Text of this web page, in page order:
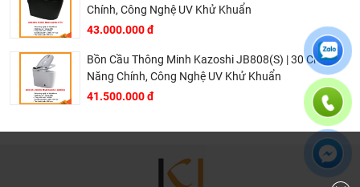
Mô Tả Nắp Bồn Cầu Thông Minh Kazoshi
Các tính năng chính có trên nắp bồn cầu Kazoshi
Chính, Công Nghệ UV Khử Khuẩn
43.000.000 đ
Bồn Cầu Thông Minh Kazoshi JB808(S) | 30 Chức
Năng Chính, Công Nghệ UV Khử Khuẩn
41.500.000 đ